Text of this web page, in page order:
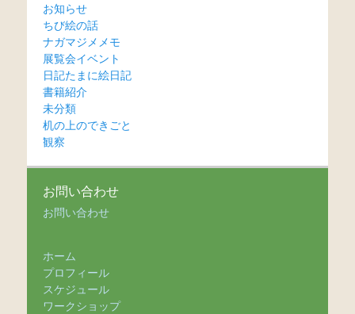
お知らせ
ちび絵の話
ナガマジメメモ
展覧会イベント
日記たまに絵日記
書籍紹介
未分類
机の上のできごと
観察
お問い合わせ
お問い合わせ
ホーム
プロフィール
スケジュール
ワークショップ